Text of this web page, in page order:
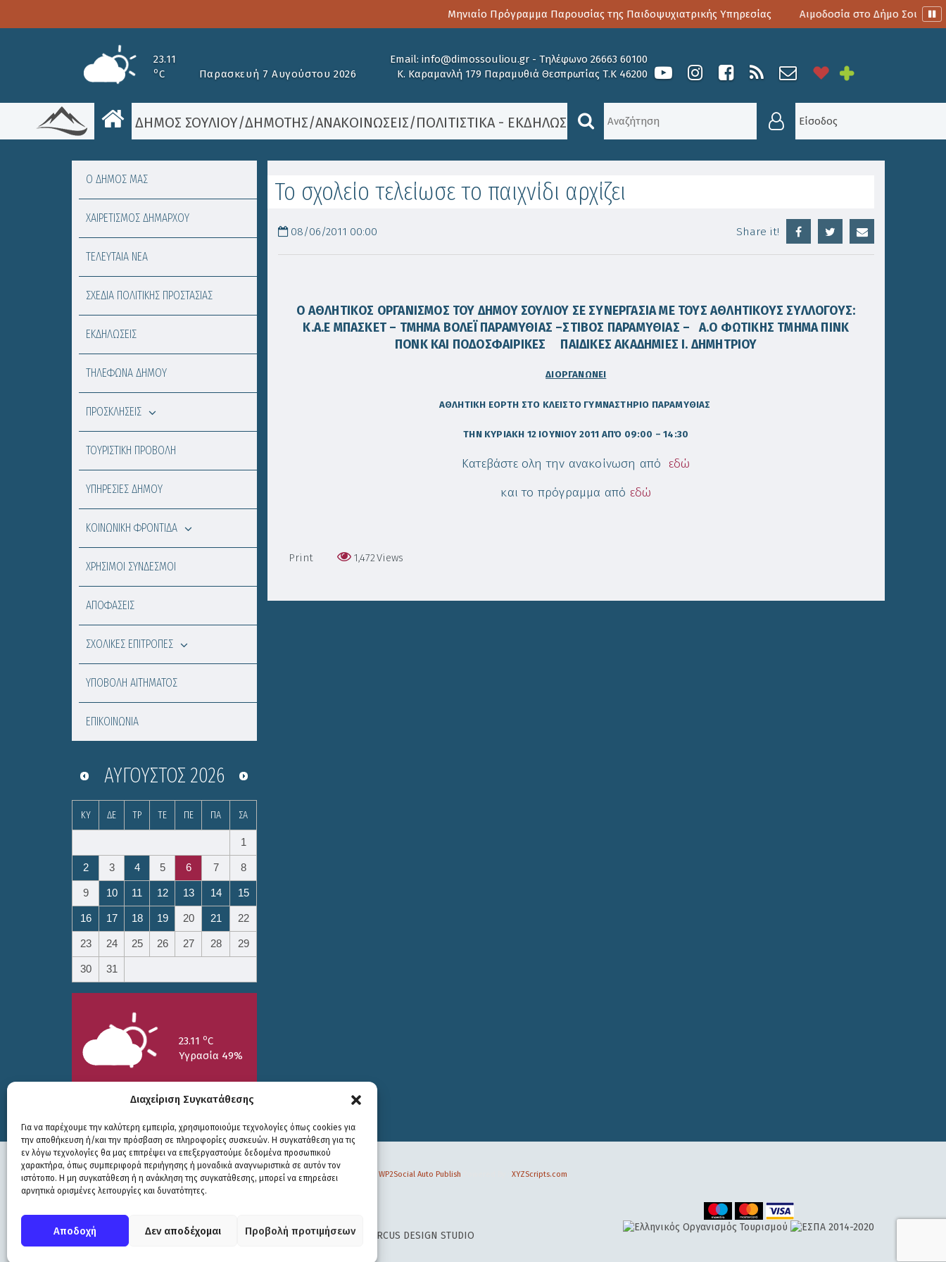
Διαχείριση Συγκατάθεσης
Για να παρέχουμε την καλύτερη εμπειρία, χρησιμοποιούμε τεχνολογίες όπως cookies για
την αποθήκευση ή/και την πρόσβαση σε πληροφορίες συσκευών. Η συγκατάθεση για τις
εν λόγω τεχνολογίες θα μας επιτρέψει να επεξεργαστούμε δεδομένα προσωπικού
χαρακτήρα, όπως συμπεριφορά περιήγησης ή μοναδικά αναγνωριστικά σε αυτόν τον
ιστότοπο. Η μη συγκατάθεση ή η ανάκληση της συγκατάθεσης, μπορεί να επηρεάσει
αρνητικά ορισμένες λειτουργίες και δυνατότητες.
Αποδοχή Δεν αποδέχομαι Προβολή προτιμήσεων
Μηνιαίο Πρόγραμμα Παρουσίας της Παιδοψυχιατρικής Υπηρεσίας Αιμοδοσία στο Δήμο Σουλίου
23.11
oC Παρασκευή 7 Αυγούστου 2026
Email: info@dimossouliou.gr - Τηλέφωνο 26663 60100
Κ. Καραμανλή 179 Παραμυθιά Θεσπρωτίας Τ.Κ 46200
ΔΗΜΟΣ ΣΟΥΛΙΟΥ/ΔΗΜΟΤΗΣ/ΑΝΑΚΟΙΝΏΣΕΙΣ/ΠΟΛΙΤΙΣΤΙΚΆ - ΕΚΔΗΛΏΣΕΙΣ/ΤΟ ΣΧΟΛΕΊΟ ΤΕΛΕΊΩΣΕ ΤΟ ΠΑΙΧΝΊΔΙ ΑΡΧΊΖΕΙ
Είσοδος
Το σχολείο τελείωσε το παιχνίδι αρχίζει
08/06/2011 00:00 Share it!
Ο ΑΘΛΗΤΙΚΟΣ ΟΡΓΑΝΙΣΜΟΣ ΤΟΥ ΔΗΜΟΥ ΣΟΥΛΙΟΥ ΣΕ ΣΥΝΕΡΓΑΣΙΑ ΜΕ ΤΟΥΣ ΑΘΛΗΤΙΚΟΥΣ ΣΥΛΛΟΓΟΥΣ:
Κ.Α.Ε ΜΠΑΣΚΕΤ – ΤΜΗΜΑ ΒΟΛΕΪ ΠΑΡΑΜΥΘΙΑΣ –ΣΤΙΒΟΣ ΠΑΡΑΜΥΘΙΑΣ – Α.Ο ΦΩΤΙΚΗΣ ΤΜΗΜΑ ΠΙΝΚ
ΠΟΝΚ ΚΑΙ ΠΟΔΟΣΦΑΙΡΙΚΕΣ ΠΑΙΔΙΚΕΣ ΑΚΑΔΗΜΙΕΣ Ι. ΔΗΜΗΤΡΙΟΥ
ΔΙΟΡΓΑΝΩΝΕΙ
ΑΘΛΗΤΙΚΗ ΕΟΡΤΗ ΣΤΟ ΚΛΕΙΣΤΟ ΓΥΜΝΑΣΤΗΡΙΟ ΠΑΡΑΜΥΘΙΑΣ
ΤΗΝ ΚΥΡΙΑΚΗ 12 ΙΟΥΝΙΟΥ 2011 ΑΠΌ 09:00 – 14:30
Κατεβάστε ολη την ανακοίνωση από εδώ
και το πρόγραμμα από εδώ
Print 1,472Views
Ο ΔΗΜΟΣ ΜΑΣ
ΧΑΙΡΕΤΙΣΜΟΣ ΔΗΜΑΡΧΟΥ
ΤΕΛΕΥΤΑΙΑ ΝΕΑ
ΣΧΕΔΙΑ ΠΟΛΙΤΙΚΗΣ ΠΡΟΣΤΑΣΙΑΣ
ΕΚΔΗΛΩΣΕΙΣ
ΤΗΛΕΦΩΝΑ ΔΗΜΟΥ
ΠΡΟΣΚΛΗΣΕΙΣ
ΤΟΥΡΙΣΤΙΚΗ ΠΡΟΒΟΛΗ
ΥΠΗΡΕΣΙΕΣ ΔΗΜΟΥ
ΚΟΙΝΩΝΙΚΗ ΦΡΟΝΤΙΔΑ
ΧΡΗΣΙΜΟΙ ΣΥΝΔΕΣΜΟΙ
ΑΠΟΦΑΣΕΙΣ
ΣΧΟΛΙΚΕΣ ΕΠΙΤΡΟΠΕΣ
ΥΠΟΒΟΛΗ ΑΙΤΗΜΑΤΟΣ
ΕΠΙΚΟΙΝΩΝΙΑ
ΑΎΓΟΥΣΤΟΣ 2026
ΚΥ ΔΕ ΤΡ ΤΕ ΠΕ ΠΑ ΣΑ
1
2 3 4 5 6 7 8
9 10 11 12 13 14 15
16 17 18 19 20 21 22
23 24 25 26 27 28 29
30 31
23.11 oC
Υγρασία 49%
25/7
15.73oC
26/7
17.99oC
27/7
20.94oC
© COPYRIGHT ΔΗΜΟΣ ΣΟΥΛΙΟΥ 2026
WEB DEVELOPMENT BYΕΓΚΡΙΤΟΣ GROUP| GRAPHICS DESIGN BY CIRCUS DESIGN STUDIO
WP2Social Auto Publish XYZScripts.com